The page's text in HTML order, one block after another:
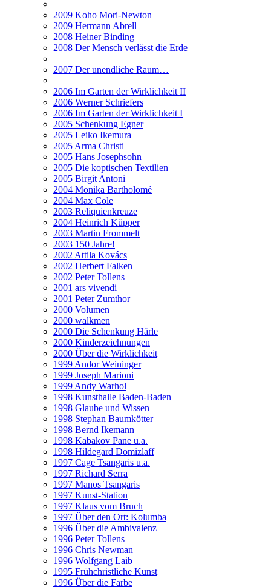
2009 Koho Mori-Newton
2009 Hermann Abrell
2008 Heiner Binding
2008 Der Mensch verlässt die Erde
2007 Der unendliche Raum…
2006 Im Garten der Wirklichkeit II
2006 Werner Schriefers
2006 Im Garten der Wirklichkeit I
2005 Schenkung Egner
2005 Leiko Ikemura
2005 Arma Christi
2005 Hans Josephsohn
2005 Die koptischen Textilien
2005 Birgit Antoni
2004 Monika Bartholomé
2004 Max Cole
2003 Reliquienkreuze
2004 Heinrich Küpper
2003 Martin Frommelt
2003 150 Jahre!
2002 Attila Kovács
2002 Herbert Falken
2002 Peter Tollens
2001 ars vivendi
2001 Peter Zumthor
2000 Volumen
2000 walkmen
2000 Die Schenkung Härle
2000 Kinderzeichnungen
2000 Über die Wirklichkeit
1999 Andor Weininger
1999 Joseph Marioni
1999 Andy Warhol
1998 Kunsthalle Baden-Baden
1998 Glaube und Wissen
1998 Stephan Baumkötter
1998 Bernd Ikemann
1998 Kabakov Pane u.a.
1998 Hildegard Domizlaff
1997 Cage Tsangaris u.a.
1997 Richard Serra
1997 Manos Tsangaris
1997 Kunst-Station
1997 Klaus vom Bruch
1997 Über den Ort: Kolumba
1996 Über die Ambivalenz
1996 Peter Tollens
1996 Chris Newman
1996 Wolfgang Laib
1995 Frühchristliche Kunst
1996 Über die Farbe